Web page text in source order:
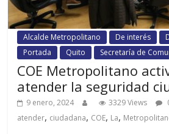
Alcalde Metropolitano De interés
Portada
Quito Secretaría de
COE Metropolitano
atender la seguridad
9 enero, 2024 3329 Views
atender, ciudadana, COE, La,